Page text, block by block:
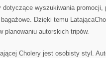
dotyczące wyszukiwania promocji,
Dzięki temu
planowaniu autorskich tripów.
Cholery jest osobisty styl.